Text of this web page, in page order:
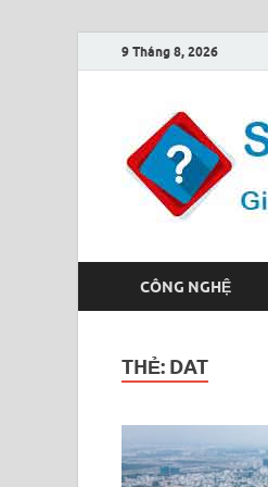
9 Tháng 8, 2026
CÔNG NGHỆ
THẺ: DAT